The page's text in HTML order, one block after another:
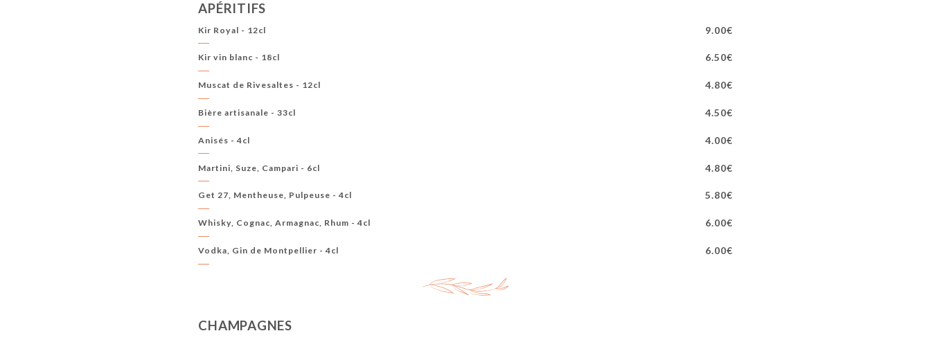
APÉRITIFS
Kir Royal - 12cl 9.00€
Kir vin blanc - 18cl 6.50€
Muscat de Rivesaltes - 12cl 4.80€
Bière artisanale - 33cl 4.50€
Anisés - 4cl 4.00€
Martini, Suze, Campari - 6cl 4.80€
Get 27, Mentheuse, Pulpeuse - 4cl 5.80€
Whisky, Cognac, Armagnac, Rhum - 4cl 6.00€
Vodka, Gin de Montpellier - 4cl 6.00€
CHAMPAGNES